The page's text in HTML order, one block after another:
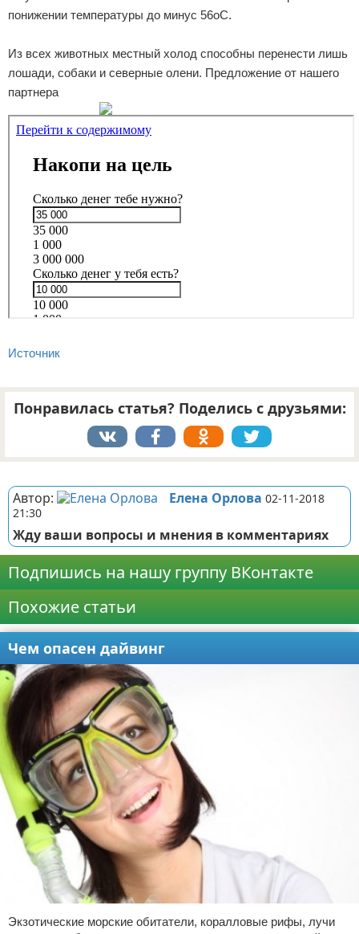
понижении температуры до минус 56оС.
Из всех животных местный холод способны перенести лишь
лошади, собаки и северные олени. Предложение от нашего
партнера
Источник
Понравилась статья? Поделись с друзьями:
Автор: Елена Орлова 02-11-2018
21:30
Жду ваши вопросы и мнения в комментариях
Подпишись на нашу группу ВКонтакте
Похожие статьи
Чем опасен дайвинг
Экзотические морские обитатели, коралловые рифы, лучи